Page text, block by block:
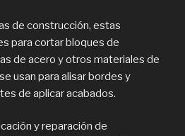
de construcción, estas
para cortar bloques de
de acero y otros materiales de
usan para alisar bordes y
de aplicar acabados.
y reparación de